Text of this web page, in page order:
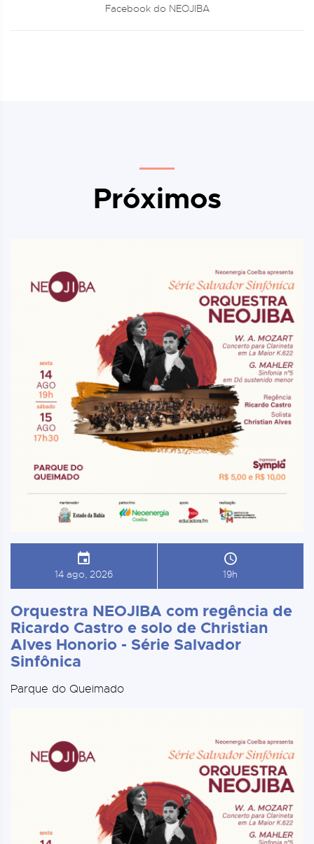
Facebook do NEOJIBA
Próximos
14 ago, 2026 19h
Orquestra NEOJIBA com regência de
Ricardo Castro e solo de Christian
Alves Honorio - Série Salvador
Sinfônica
Parque do Queimado